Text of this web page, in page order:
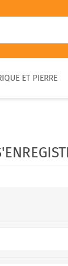
ET PIERRE